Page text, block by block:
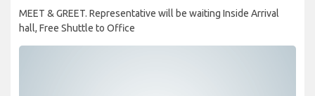
MEET & GREET. Representative will be waiting Inside Arrival
hall, Free Shuttle to Office